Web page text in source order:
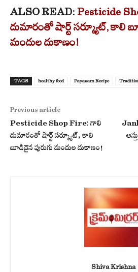
ALSO READ: Pesticide
దుమారంతో షార్ట్ సర్క్యూట్, కాలి
మందుల దుకాణం!
TAGS healthy food Payasam Recipe
Previous article
Pesticide Shop Fire: గాలి
దుమారంతో షార్ట్ సర్క్యూట్, కాలి
బూడిదైన పురుగు మందుల దుకాణం!
Shiva Krishna